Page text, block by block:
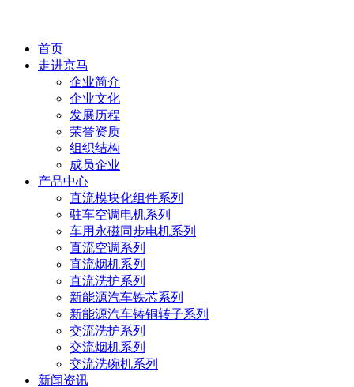
首页
走进京马
企业简介
企业文化
发展历程
荣誉资质
组织结构
成员企业
产品中心
直流模块化组件系列
驻车空调电机系列
车用永磁同步电机系列
直流空调系列
直流烟机系列
直流洗护系列
新能源汽车铁芯系列
新能源汽车铸铜转子系列
交流洗护系列
交流烟机系列
交流洗碗机系列
新闻资讯